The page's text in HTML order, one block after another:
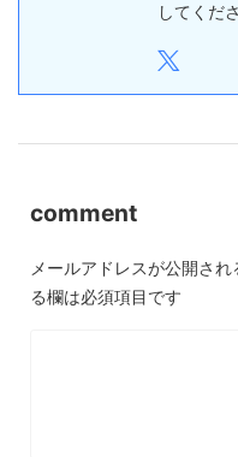
してくだ
comment
メールアドレスが公開され
る欄は必須項目です